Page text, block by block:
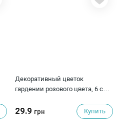
Декоративный цветок
гардении розового цвета, 6 см.,
29.9 грн Купить